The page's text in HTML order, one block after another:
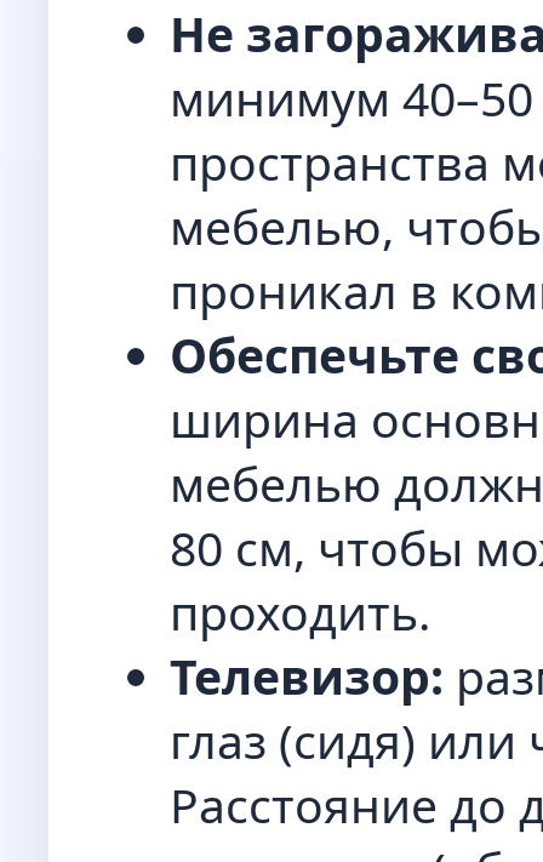
Не
минимум
пространства
мебелью,
проникал в
Обеспечьте
ширина
мебелью
80 см, чтобы
проходить.
Телевизор:
глаз (сидя)
Расстояние до